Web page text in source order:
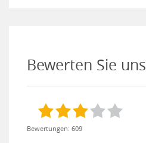
Bewerten Sie uns
Bewertungen: 609